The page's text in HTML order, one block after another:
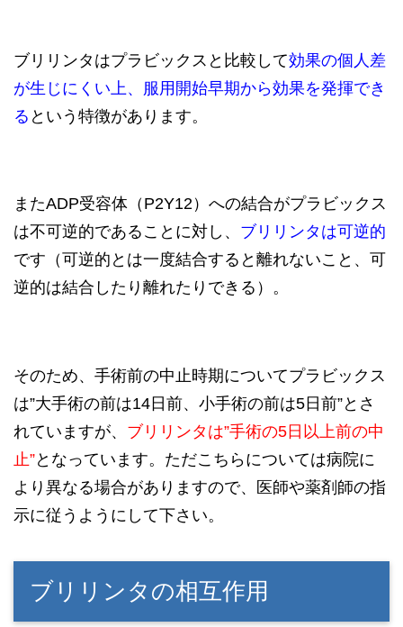
ブリリンタはプラビックスと比較して効果の個人差
が生じにくい上、服用開始早期から効果を発揮でき
る という特徴があります。
またADP受容体（P2Y12）への結合がプラビックス
は不可逆的であることに対し、 ブリリンタは可逆的
です（可逆的とは一度結合すると離れないこと、可
逆的は結合したり離れたりできる）。
そのため、手術前の中止時期についてプラビックス
は”大手術の前は14日前、小手術の前は5日前”とさ
れていますが、 ブリリンタは”手術の5日以上前の中
止”となっています。ただこちらについては病院に
より異なる場合がありますので、医師や薬剤師の指
示に従うようにして下さい。
ブリリンタの相互作用